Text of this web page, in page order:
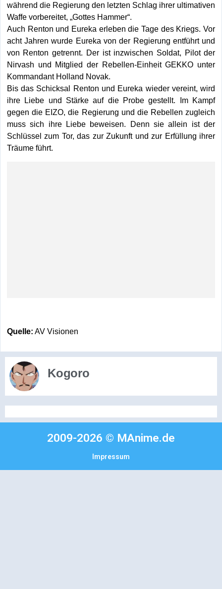
während die Regierung den letzten Schlag ihrer ultimativen
Waffe vorbereitet, „Gottes Hammer“.
Auch Renton und Eureka erleben die Tage des Kriegs. Vor
acht Jahren wurde Eureka von der Regierung entführt und
von Renton getrennt. Der ist inzwischen Soldat, Pilot der
Nirvash und Mitglied der Rebellen-Einheit GEKKO unter
Kommandant Holland Novak.
Bis das Schicksal Renton und Eureka wieder vereint, wird
ihre Liebe und Stärke auf die Probe gestellt. Im Kampf
gegen die EIZO, die Regierung und die Rebellen zugleich
muss sich ihre Liebe beweisen. Denn sie allein ist der
Schlüssel zum Tor, das zur Zukunft und zur Erfüllung ihrer
Träume führt.
Quelle: AV Visionen
Kogoro
2009-2026 © MAnime.de
Impressum